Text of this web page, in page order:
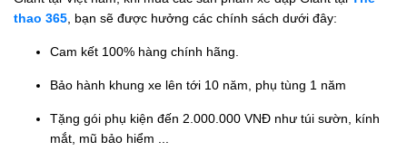
thao 365 , bạn sẽ được hưởng các chính sách dưới đây:
Cam kết 100% hàng chính hãng.
Bảo hành khung xe lên tới 10 năm, phụ tùng 1 năm
Tặng gói phụ kiện đến 2.000.000 VNĐ như túi sườn, kính
mắt, mũ bảo hiểm ...